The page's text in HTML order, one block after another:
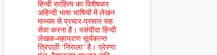
हिन्दी साहित्य का विशेषकर
अहिन्दी भाषा भाषियों में लेखन
माध्यम से प्रचार-प्रसार सह
सेवा करना है। पसंदीदा हिन्दी
लेखक-महाप्राण सूर्यकान्त
त्रिपाठी ‘निराला’ है। प्रेरणा